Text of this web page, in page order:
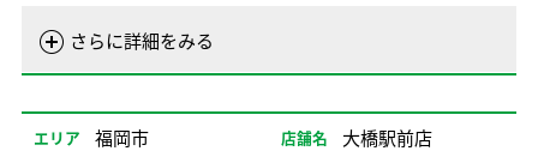
さらに詳細をみる
電話番号 0948-82-5055
08/26-12/31 08:00-20:00
エリア 福岡市 店舗名 大橋駅前店